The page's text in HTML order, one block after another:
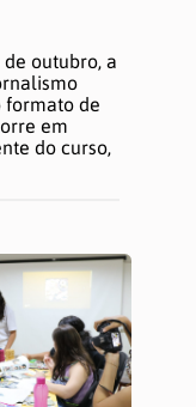
outubro, a
formato de
em
do curso,